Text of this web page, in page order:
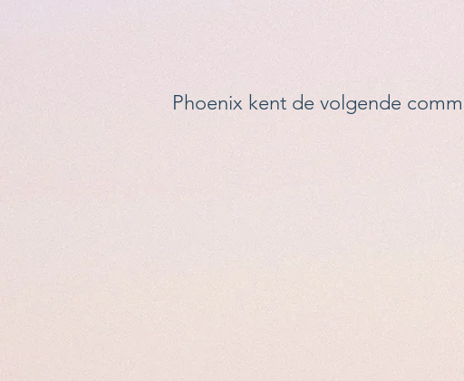
Phoenix kent de volgende